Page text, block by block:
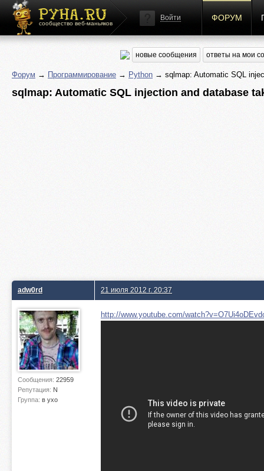
сообщество веб-маньяков
Войти ФОРУМ
новые сообщения ответы на мои
Форум → Программирование → Python → sqlmap: Automatic SQL
sqlmap: Automatic SQL injection and database
adw0rd
Сообщения: 22959
Репутация: N
Группа: в ухо
21 июля 2012 г. 20:37
http://www.youtube.com/